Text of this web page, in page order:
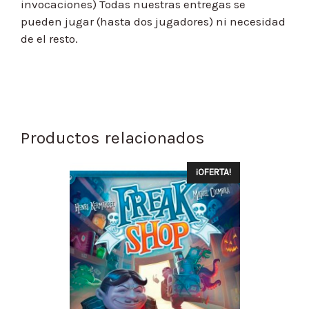
invocaciones) Todas nuestras entregas se
pueden jugar (hasta dos jugadores) ni necesidad
de el resto.
Productos relacionados
¡OFERTA!